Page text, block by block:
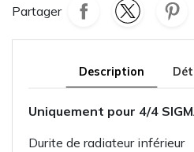
Partager
Description
Uniquement pour 4/4
Durite de radiateur inférieur